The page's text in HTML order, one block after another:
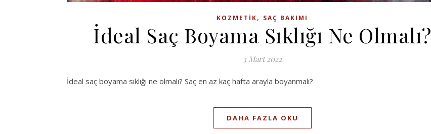
KOZMETIK, SAÇ BAKIMI
İdeal Saç Boyama Sıklığı Ne Olmalı?
3 Mart 2022
İdeal saç boyama sıklığı ne olmalı? Saç en az kaç hafta arayla boyanmalı?
DAHA FAZLA OKU